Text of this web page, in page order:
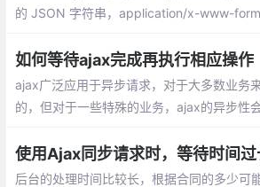
的 JSON 字符串，application/x-www-
如何等待ajax完成再执行相应操作
ajax广泛应用于异步请求，对于大多数业务
的，但对于一些特殊的业务，ajax的异步性
操作。
后台的处理时间比较长，根据合同的多少可